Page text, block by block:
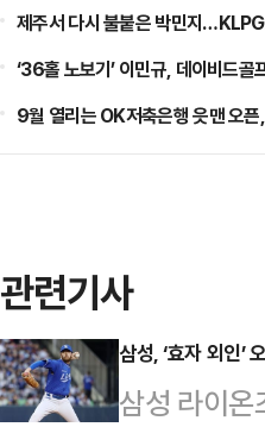
제주서 다시 불붙은 박민지
‘36홀 노보기’ 이민규, 데이비드
9월 열리는 OK저축은행 읏맨 오
관련기사
삼성, ‘효자 외인’
삼성 라이